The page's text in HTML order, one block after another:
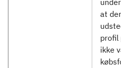
at
profil
ikke